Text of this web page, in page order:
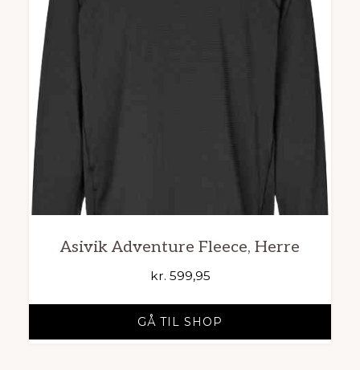
Asivik Adventure Fleece, Herre
kr. 599,95
GÅ TIL SHOP